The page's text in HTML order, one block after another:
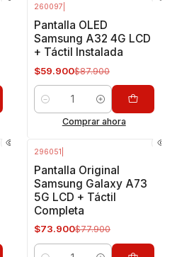
260097
Pantalla OLED
Samsung A32 4G LCD
+ Táctil Instalada
$59.900$87.900
Cantidad
Comprar ahora
296051
Pantalla Original
Samsung Galaxy A73
5G LCD + Táctil
Completa
$73.900$77.900